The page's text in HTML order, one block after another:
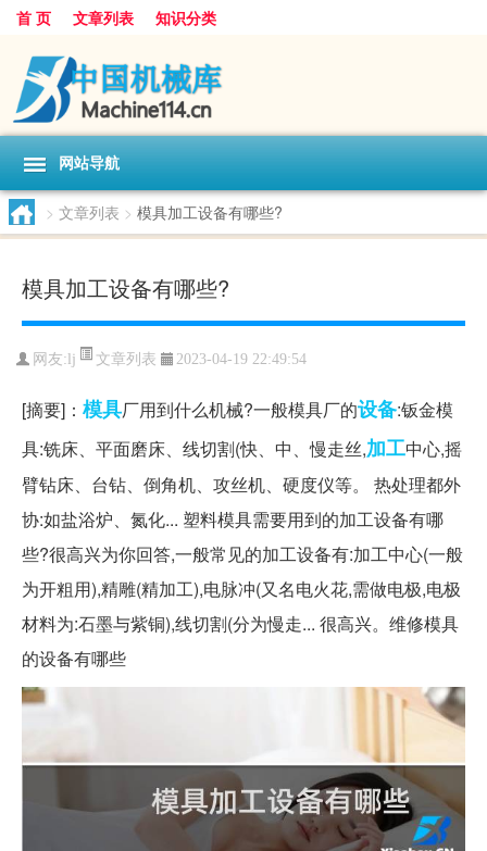
首 页 文章列表 知识分类
网站导航
> 文章列表 > 模具加工设备有哪些?
模具加工设备有哪些?
网友:lj 文章列表 2023-04-19 22:49:54
[摘要]： 模具厂用到什么机械?一般模具厂的设备:钣金模
具:铣床、平面磨床、线切割(快、中、慢走丝,加工中心,摇
臂钻床、台钻、倒角机、攻丝机、硬度仪等。 热处理都外
协:如盐浴炉、氮化... 塑料模具需要用到的加工设备有哪
些?很高兴为你回答,一般常见的加工设备有:加工中心(一般
为开粗用),精雕(精加工),电脉冲(又名电火花,需做电极,电极
材料为:石墨与紫铜),线切割(分为慢走... 很高兴。维修模具
的设备有哪些